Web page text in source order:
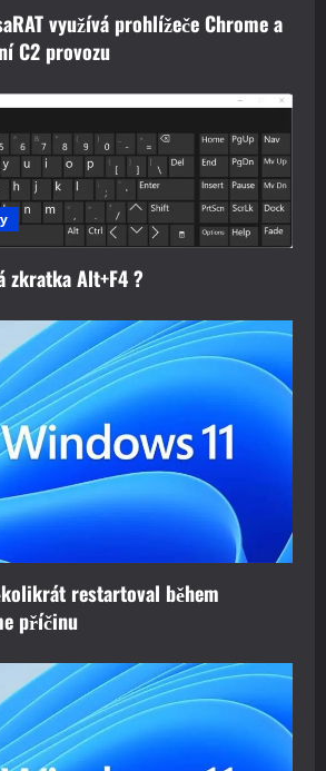
využívá prohlížeče Chrome a
C2 provozu
zkratka Alt+F4 ?
restartoval během
příčinu